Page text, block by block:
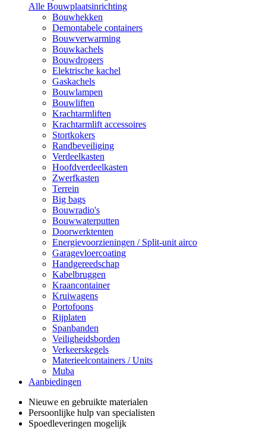
Alle Bouwplaatsinrichting
Bouwhekken
Demontabele containers
Bouwverwarming
Bouwkachels
Bouwdrogers
Elektrische kachel
Gaskachels
Bouwlampen
Bouwliften
Krachtarmliften
Krachtarmlift accessoires
Stortkokers
Randbeveiliging
Verdeelkasten
Hoofdverdeelkasten
Zwerfkasten
Terrein
Big bags
Bouwradio's
Bouwwaterputten
Doorwerktenten
Energievoorzieningen / Split-unit airco
Garagevloercoating
Handgereedschap
Kabelbruggen
Kraancontainer
Kruiwagens
Portofoons
Rijplaten
Spanbanden
Veiligheidsborden
Verkeerskegels
Materieelcontainers / Units
Muba
Aanbiedingen
Nieuwe en gebruikte materialen
Persoonlijke hulp van specialisten
Spoedleveringen mogelijk